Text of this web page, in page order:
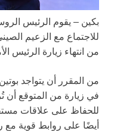
بكين – يقوم الرئيس
للاجتماع مع الزعيم
من انتهاء زيارة الرئيس
من المقرر أن يتواجد
في زيارة من المتوقع
للحفاظ على علاقات
أيضًا على روابط قوية مع